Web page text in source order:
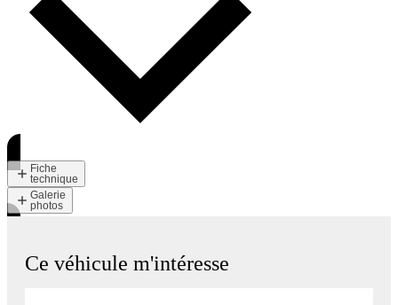
Fiche
technique
Galerie
photos
Ce véhicule m'intéresse